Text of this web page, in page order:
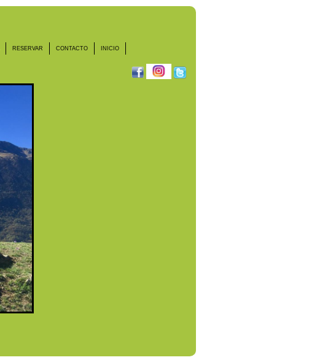
RESERVAR CONTACTO INICIO